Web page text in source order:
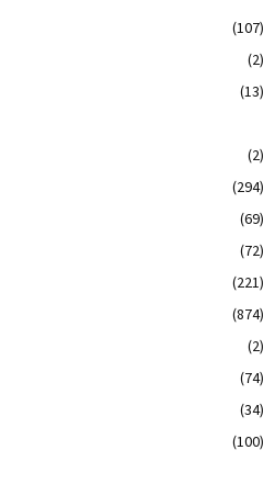
(107)
(2)
(13)
(2)
(294)
(69)
(72)
(221)
(874)
(2)
(74)
(34)
(100)